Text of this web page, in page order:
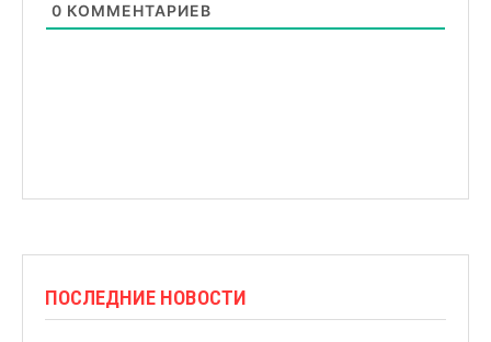
0 КОММЕНТАРИЕВ
ПОСЛЕДНИЕ НОВОСТИ